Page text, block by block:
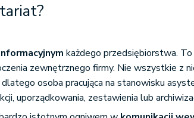
każdego przedsiębiorstwa. To
zewnętrznego firmy. Nie wszystkie z
osoba pracująca na stanowisku
uporządkowania, zestawienia lub